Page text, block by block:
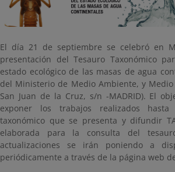
El día 21 de septiembre se celebró en
presentación del Tesauro Taxonómico
estado ecológico de las masas de agua
del Ministerio de Medio Ambiente, y
San Juan de la Cruz, s/n -MADRID). El
exponer los trabajos realizados
taxonómico que se presenta y difundir
elaborada para la consulta del
actualizaciones se irán poniendo a
periódicamente a través de la página web